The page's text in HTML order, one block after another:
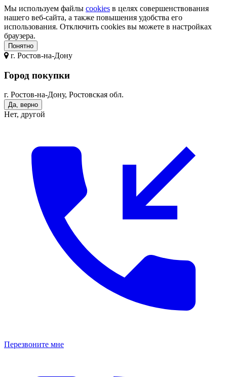
Мы используем файлы cookies в целях совершенствования
нашего веб-сайта, а также повышения удобства его
использования. Отключить cookies вы можете в настройках
браузера.
Понятно
г. Ростов-на-Дону
Город покупки
г. Ростов-на-Дону, Ростовская обл.
Да, верно
Нет, другой
Перезвоните мне